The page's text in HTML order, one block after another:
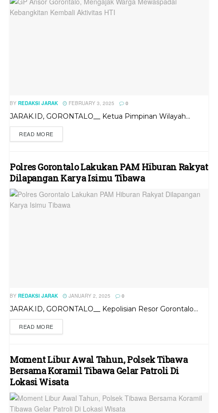
BY REDAKSI JARAK FEBRUARY 3, 2025 0
JARAK.ID, GORONTALO__ Ketua Pimpinan Wilayah...
READ MORE
Polres Gorontalo Lakukan PAM Hiburan Rakyat
Dilapangan Karya Isimu Tibawa
BY REDAKSI JARAK JANUARY 2, 2025 0
JARAK.ID, GORONTALO__ Kepolisian Resor Gorontalo...
READ MORE
Moment Libur Awal Tahun, Polsek Tibawa
Bersama Koramil Tibawa Gelar Patroli Di
Lokasi Wisata